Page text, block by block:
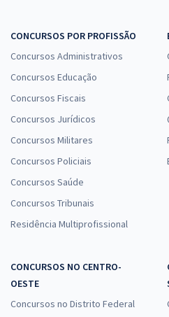
CONCURSOS POR PROFISSÃO
Concursos Administrativos
Concursos Educação
Concursos Fiscais
Concursos Jurídicos
Concursos Militares
Concursos Policiais
Concursos Saúde
Concursos Tribunais
Residência Multiprofissional
CONCURSOS NO CENTRO-
OESTE
Concursos no Distrito Federal